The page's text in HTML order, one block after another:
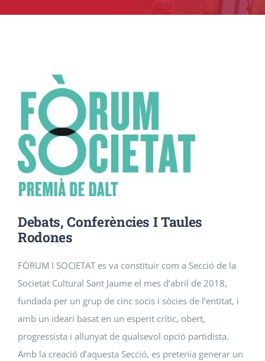
ASSOCIA’T
CONTACTE
Debats, Conferències I Taules
Rodones
FÒRUM I SOCIETAT es va constituir com a Secció de la
Societat Cultural Sant Jaume el mes d’abril de 2018,
fundada per un grup de cinc socis i sòcies de l’entitat, i
amb un ideari basat en un esperit crític, obert,
progressista i allunyat de qualsevol opció partidista.
Amb la creació d’aquesta Secció, es pretenia generar un